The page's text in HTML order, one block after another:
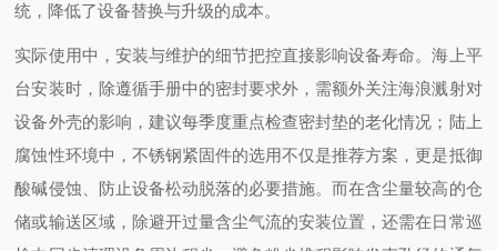
统，降低了设备替换与升级的成本。
实际使用中，安装与维护的细节把控直接影响设备寿命。海上平
台安装时，除遵循手册中的密封要求外，需额外关注海浪溅射对
设备外壳的影响，建议每季度重点检查密封垫的老化情况；陆上
腐蚀性环境中，不锈钢紧固件的选用不仅是推荐方案，更是抵御
酸碱侵蚀、防止设备松动脱落的必要措施。而在含尘量较高的仓
储或输送区域，除避开过量含尘气流的安装位置，还需在日常巡